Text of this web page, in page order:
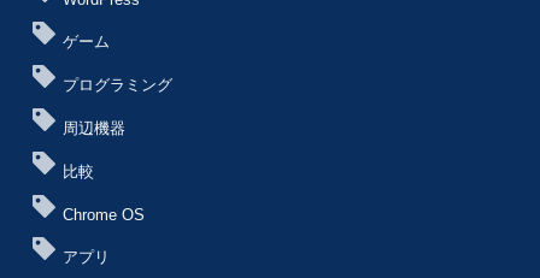
ゲーム
プログラミング
周辺機器
比較
Chrome OS
アプリ